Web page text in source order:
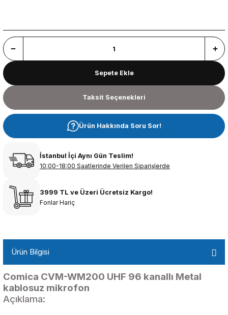
Sepete Ekle
Taksit Seçenekleri
Ürün Hakkında Soru Sor!
İstanbul İçi Aynı Gün Teslim!
10:00-18:00 Saatlerinde Verilen Siparişlerde
3999 TL ve Üzeri Ücretsiz Kargo!
Fonlar Hariç
Ürün Bilgisi
Comica CVM-WM200 UHF 96 kanallı Metal
kablosuz mikrofon
Açıklama: